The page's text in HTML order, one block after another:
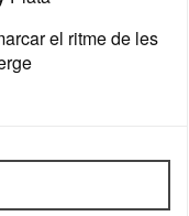
el ritme de les